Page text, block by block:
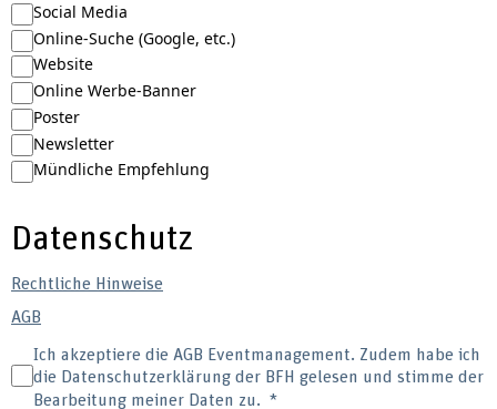
Social Media
Online-Suche (Google, etc.)
Website
Online Werbe-Banner
Poster
Newsletter
Mündliche Empfehlung
Datenschutz
Rechtliche Hinweise
AGB
Ich akzeptiere die AGB Eventmanagement. Zudem habe ich
die Datenschutzerklärung der BFH gelesen und stimme der
Bearbeitung meiner Daten zu.